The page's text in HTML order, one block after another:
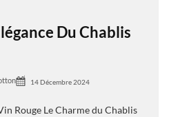
Du Chablis
14 Décembre 2024
Rouge Le Charme du Chablis